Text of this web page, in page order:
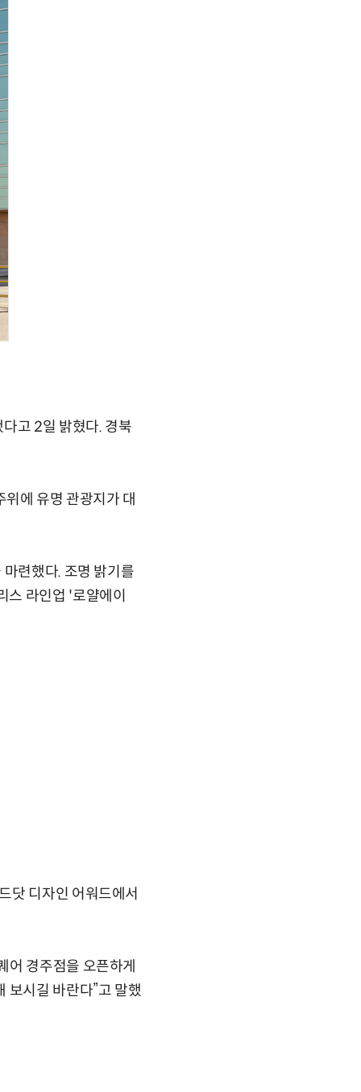
고 2일 밝혔다. 경북
에 유명 관광지가 대
련했다. 조명 밝기를
스 라인업 '로얄에이
닷 디자인 어워드에서
경주점을 오픈하게
보시길 바란다”고 말했